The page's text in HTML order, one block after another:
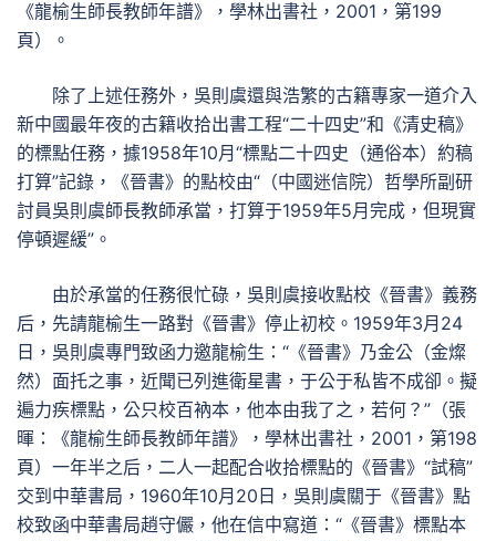
《龍榆生師長教師年譜》，學林出書社，2001，第199
頁）。
除了上述任務外，吳則虞還與浩繁的古籍專家一道介入
新中國最年夜的古籍收拾出書工程“二十四史”和《清史稿》
的標點任務，據1958年10月“標點二十四史（通俗本）約稿
打算”記錄，《晉書》的點校由“（中國迷信院）哲學所副研
討員吳則虞師長教師承當，打算于1959年5月完成，但現實
停頓遲緩”。
由於承當的任務很忙碌，吳則虞接收點校《晉書》義務
后，先請龍榆生一路對《晉書》停止初校。1959年3月24
日，吳則虞專門致函力邀龍榆生：“《晉書》乃金公（金燦
然）面托之事，近聞已列進衛星書，于公于私皆不成卻。擬
遍力疾標點，公只校百衲本，他本由我了之，若何？”（張
暉：《龍榆生師長教師年譜》，學林出書社，2001，第198
頁）一年半之后，二人一起配合收拾標點的《晉書》“試稿”
交到中華書局，1960年10月20日，吳則虞關于《晉書》點
校致函中華書局趙守儼，他在信中寫道：“《晉書》標點本